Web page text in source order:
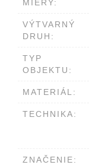
MIERY:
VÝTVARNÝ
DRUH:
TYP
OBJEKTU:
MATERIÁL:
TECHNIKA:
ZNAČENIE: